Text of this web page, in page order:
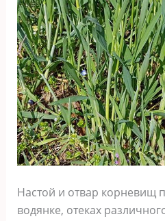
Настой и отвар корневищ
водянке, отеках